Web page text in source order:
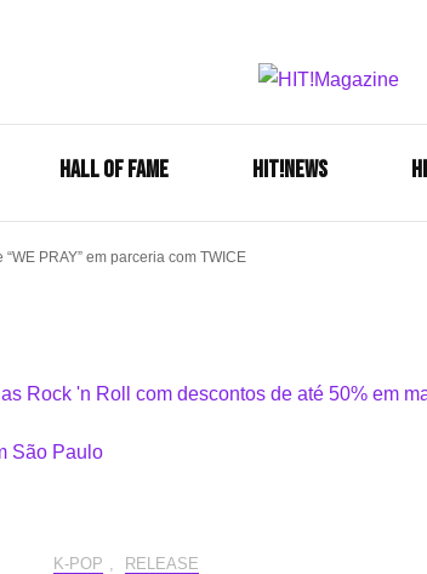
Se é HIT, está aqui!
HALL OF FAME HIT!NEWS
PRAY” em parceria com TWICE
K-POP , RELEASE